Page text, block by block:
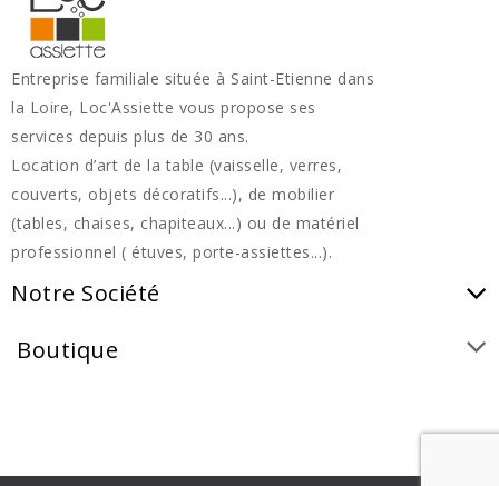
Entreprise familiale située à Saint-Etienne dans
la Loire, Loc'Assiette vous propose ses
services depuis plus de 30 ans.
Location d’art de la table (vaisselle, verres,
couverts, objets décoratifs...), de mobilier
(tables, chaises, chapiteaux...) ou de matériel
professionnel ( étuves, porte-assiettes...).
Notre Société
Boutique